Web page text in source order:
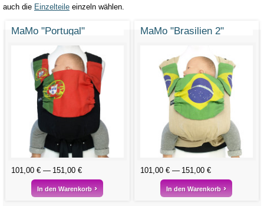
auch die Einzelteile einzeln wählen.
MaMo "Portugal"
101,00 € 151,00 €
In den Warenkorb
MaMo "Brasilien 2"
101,00 € 151,00 €
In den Warenkorb